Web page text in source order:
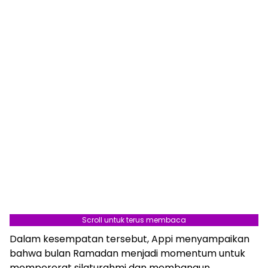
Berita Terkait: Lorong Wisata di Makassar Jadi
Solusi hingga Masalah Pendidikan
Scroll untuk terus membaca
Dalam kesempatan tersebut, Appi menyampaikan
bahwa bulan Ramadan menjadi momentum untuk